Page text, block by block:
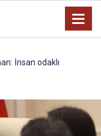
İnsan odaklı